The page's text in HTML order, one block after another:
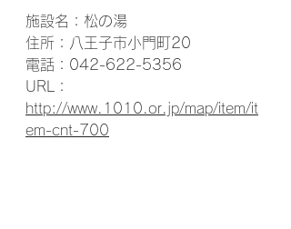
施設名：松の湯
住所：八王子市小門町20
電話：042-622-5356
URL：
http://www.1010.or.jp/map/item/it
em-cnt-700